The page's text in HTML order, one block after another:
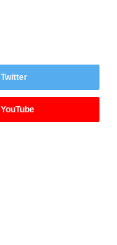
Twitter
YouTube